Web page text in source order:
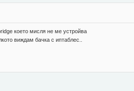
което мисля не ме устройва
виждам бачка с иптаблес..